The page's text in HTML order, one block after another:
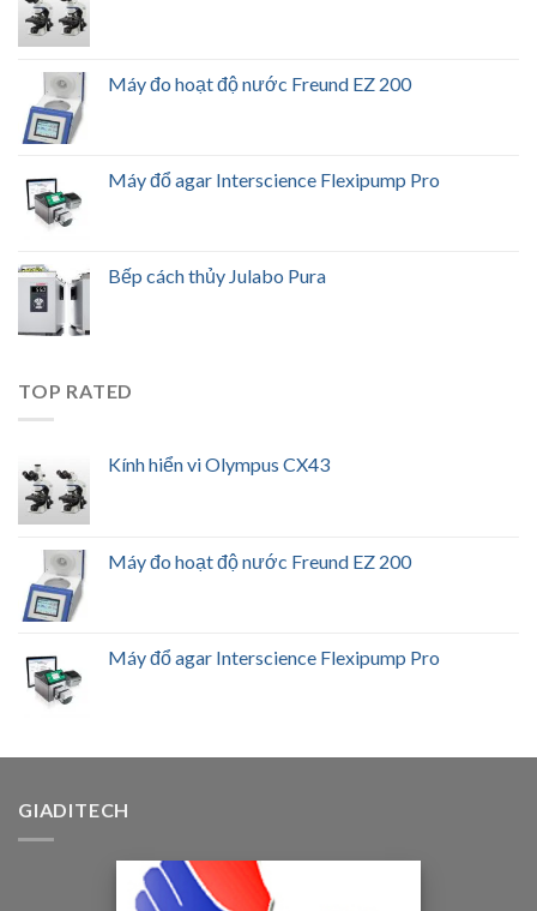
Máy đo hoạt độ nước Freund EZ 200
Máy đổ agar Interscience Flexipump Pro
Bếp cách thủy Julabo Pura
TOP RATED
Kính hiển vi Olympus CX43
Máy đo hoạt độ nước Freund EZ 200
Máy đổ agar Interscience Flexipump Pro
GIADITECH